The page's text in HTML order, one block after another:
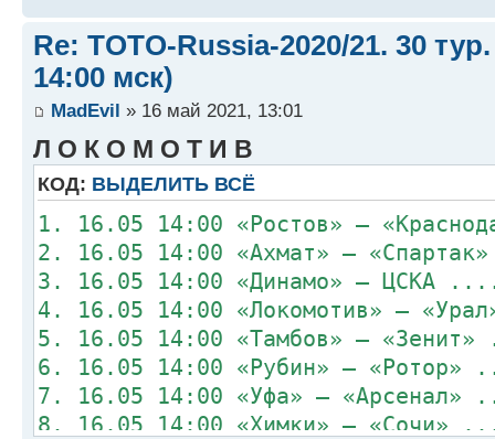
Re: TOTO-Russia-2020/21. 30
14:00 мск)
MadEvil » 16 май 2021, 13:01
Л О К О М О Т И В
КОД: ВЫДЕЛИТЬ ВСЁ
1. 16.05 14:00 «Ростов» –
2. 16.05 14:00 «Ахмат» –
3. 16.05 14:00 «Динамо» –
4. 16.05 14:00 «Локомотив» –
5. 16.05 14:00 «Тамбов» –
6. 16.05 14:00 «Рубин» –
7. 16.05 14:00 «Уфа» –
8. 16.05 14:00 «Химки» –